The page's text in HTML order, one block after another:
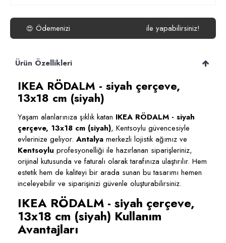
😍 Ödemenizi ile yapabilirsiniz!
Ürün Özellikleri
IKEA RÖDALM - siyah çerçeve,
13x18 cm (siyah)
Yaşam alanlarınıza şıklık katan IKEA RÖDALM - siyah
çerçeve, 13x18 cm (siyah), Kentsoylu güvencesiyle
evlerinize geliyor. Antalya merkezli lojistik ağımız ve
Kentsoylu profesyonelliği ile hazırlanan siparişleriniz,
orijinal kutusunda ve faturalı olarak tarafınıza ulaştırılır. Hem
estetik hem de kaliteyi bir arada sunan bu tasarımı hemen
inceleyebilir ve siparişinizi güvenle oluşturabilirsiniz.
IKEA RÖDALM - siyah çerçeve,
13x18 cm (siyah) Kullanım
Avantajları